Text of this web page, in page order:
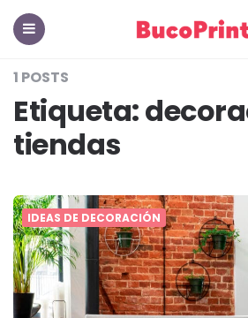
The
-
de
1 POSTS
Etiqueta:
tiendas
IDEAS DE DECORACIÓN